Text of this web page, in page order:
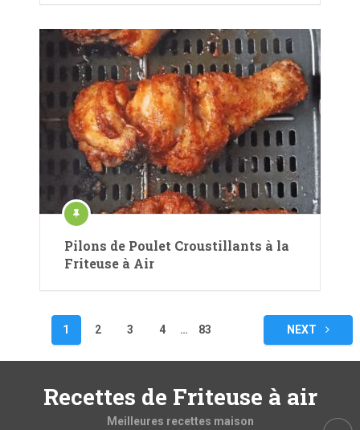
Pilons de Poulet Croustillants à la
Friteuse à Air
Pagination
1 2 3 4 … 83 NEXT
Recettes de Friteuse à air
Meilleures recettes maison